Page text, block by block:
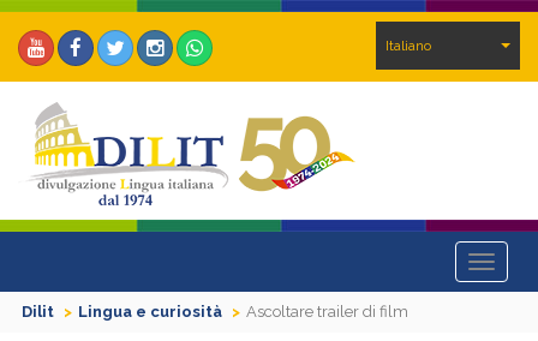
Italiano
Toggle
Dilit
Lingua e curiosità Ascoltare trailer di film